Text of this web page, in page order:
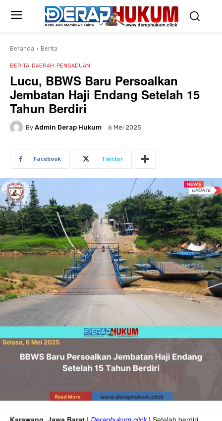
Beranda Berita
BERITA DAERAH PENGADUAN
Lucu, BBWS Baru Persoalkan
Jembatan Haji Endang Setelah 15
Tahun Berdiri
By Admin Derap Hukum 6 Mei 2025
Facebook Twitter